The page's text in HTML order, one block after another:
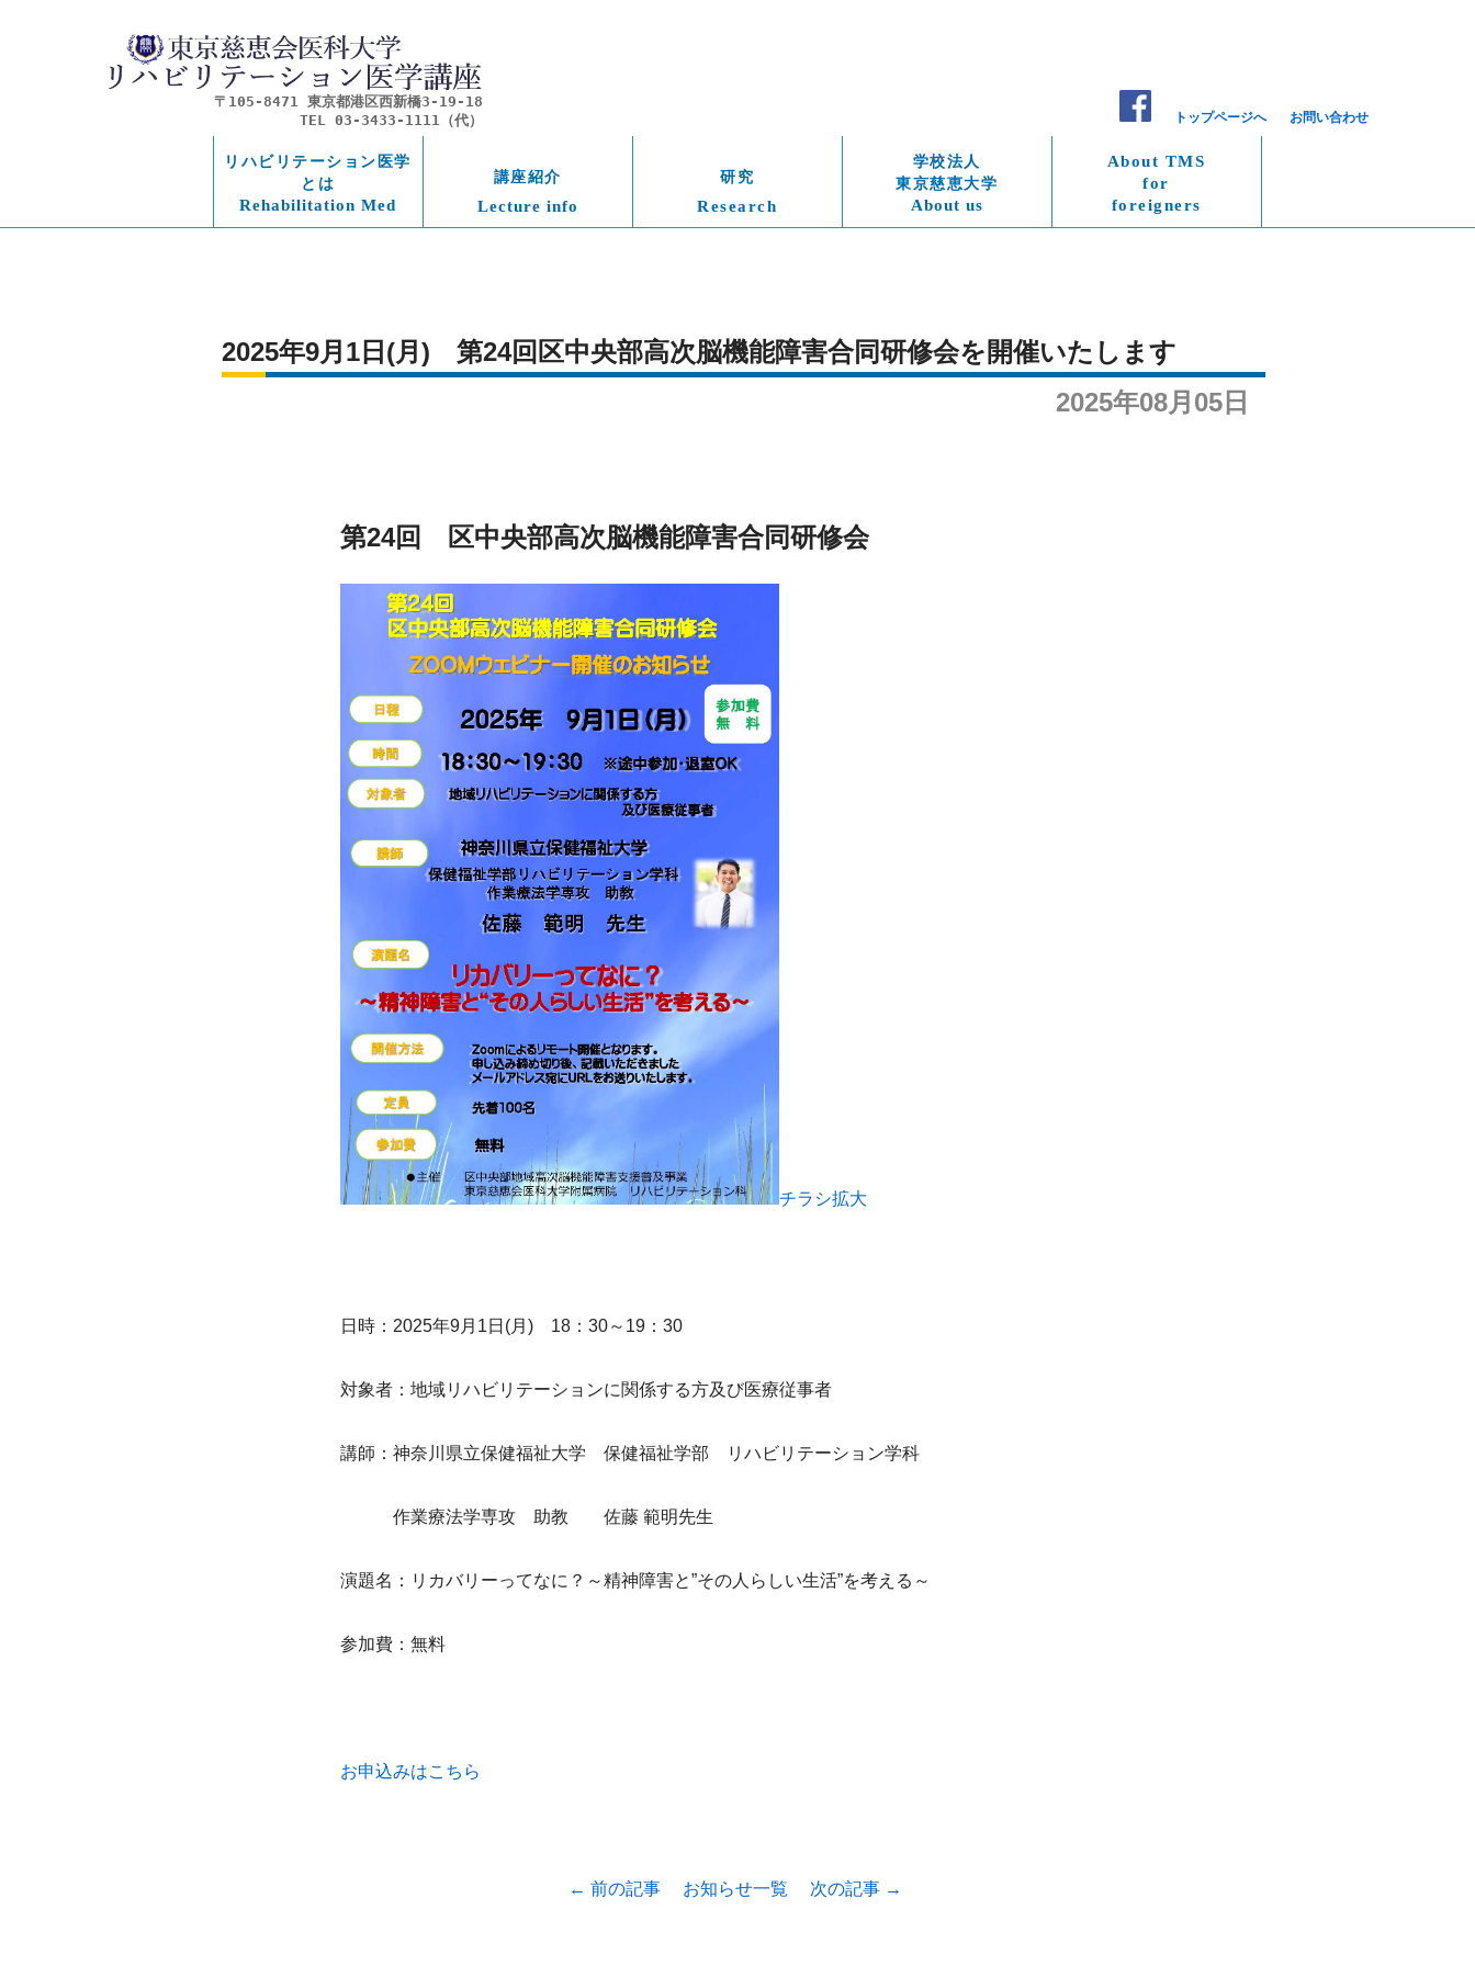
〒105-8471 東京都港区西新橋3-19-18
TEL 03-3433-1111（代）
トップページへ お問い合わせ
リハビリテーション医学
とは
Rehabilitation Med
講座紹介
Lecture info
研究
Research
学校法人
東京慈恵大学
About us
About TMS
for
foreigners
2025年9月1日(月)　第24回区中央部高次脳機能障害合同研修会を開催いたします
2025年08月05日
第24回　区中央部高次脳機能障害合同研修会
チラシ拡大
日時：2025年9月1日(月)　18：30～19：30
対象者：地域リハビリテーションに関係する方及び医療従事者
講師：神奈川県立保健福祉大学　保健福祉学部　リハビリテーション学科
作業療法学専攻　助教　　佐藤 範明先生
演題名：リカバリーってなに？～精神障害と”その人らしい生活”を考える～
参加費：無料
お申込みはこちら
← 前の記事 お知らせ一覧 次の記事 →